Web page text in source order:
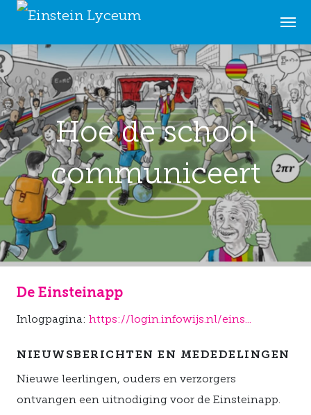
Hoe de school
communiceert
De Einsteinapp
Inlogpagina: https://login.infowijs.nl/eins...
NIEUWSBERICHTEN EN MEDEDELINGEN
Nieuwe leerlingen, ouders en verzorgers
ontvangen een uitnodiging voor de Einsteinapp.